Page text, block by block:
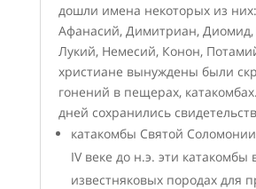
дошли имена некоторых из
Афанасий, Димитриан,
Лукий, Немесий, Конон,
христиане вынуждены были
гонений в пещерах,
дней сохранились
катакомбы Святой
IV веке до н.э. эти катакомбы
известняковых породах для